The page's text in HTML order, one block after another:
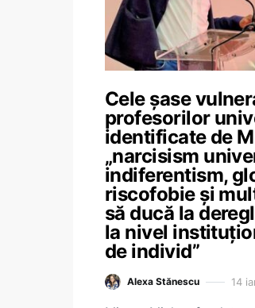
Cele șase
profesorilor
identificate de
„narcisism
indiferentism,
riscofobie și
să ducă la
la nivel
de individ”
Alexa Stănescu 14